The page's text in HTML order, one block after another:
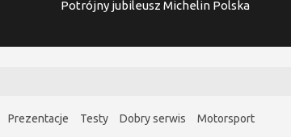
Potrójny jubileusz Michelin Polska
Prezentacje Testy Dobry serwis
Motorsport